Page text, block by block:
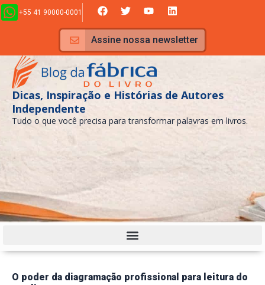
Ir
para
conteúdo
+55 41 90000-0001 F
a
c
e
b
o
o
k
T
w
i
t
t
e
r
Y
o
u
t
u
b
e
L
i
n
k
e
d
Assine nossa newsletter
Dicas, Inspiração e Histórias de Autores
Independente
Tudo o que você precisa para transformar palavras em livros.
O poder da diagramação profissional para leitura do